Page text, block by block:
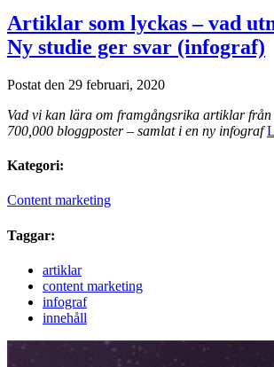
Artiklar som lyckas – vad
Ny studie ger svar (infograf)
Postat den 29 februari, 2020
Vad vi kan lära om framgångsrika artiklar från
700,000 bloggposter – samlat i en ny infograf
Kategori:
Content marketing
Taggar:
artiklar
content marketing
infograf
innehåll